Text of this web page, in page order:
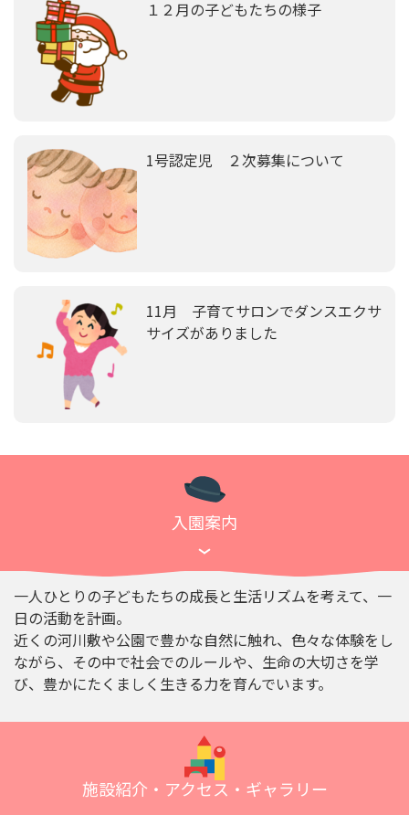
１２月の子どもたちの様子
1号認定児 ２次募集について
11月 子育てサロンでダンスエクサ
サイズがありました
入園案内
一人ひとりの子どもたちの成長と生活リズムを考えて、一
日の活動を計画。
近くの河川敷や公園で豊かな自然に触れ、色々な体験をし
ながら、その中で社会でのルールや、生命の大切さを学
び、豊かにたくましく生きる力を育んでいます。
施設紹介・アクセス・ギャラリー